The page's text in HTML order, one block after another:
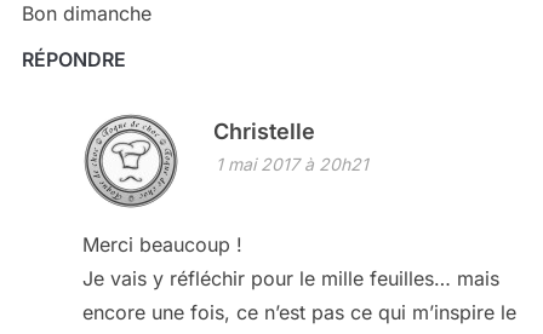
Bon dimanche
RÉPONDRE
Christelle
1 mai 2017 à 20h21
Merci beaucoup !
Je vais y réfléchir pour le mille feuilles… mais
encore une fois, ce n’est pas ce qui m’inspire le